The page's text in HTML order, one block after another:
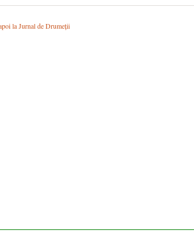
la Jurnal de Drumeții